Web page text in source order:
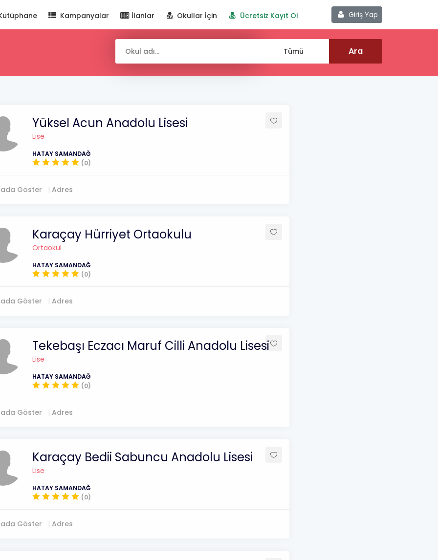
Giriş Yap
Kampanyalar İlanlar Okullar İçin Ücretsiz Kayıt Ol
Yüksel Acun Anadolu Lisesi
Lise
HATAY SAMANDAĞ
(0)
Göster Adres
Karaçay Hürriyet Ortaokulu
Ortaokul
HATAY SAMANDAĞ
(0)
Göster Adres
Tekebaşı Eczacı Maruf Cilli Anadolu Lisesi
Lise
HATAY SAMANDAĞ
(0)
Göster Adres
Karaçay Bedii Sabuncu Anadolu Lisesi
Lise
HATAY SAMANDAĞ
(0)
Göster Adres